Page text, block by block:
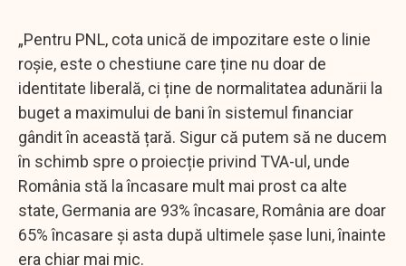
„Pentru PNL, cota unică de impozitare este o linie
roșie, este o chestiune care ține nu doar de
identitate liberală, ci ține de normalitatea adunării la
buget a maximului de bani în sistemul financiar
gândit în această țară. Sigur că putem să ne ducem
în schimb spre o proiecție privind TVA-ul, unde
România stă la încasare mult mai prost ca alte
state, Germania are 93% încasare, România are doar
65% încasare și asta după ultimele șase luni, înainte
era chiar mai mic.